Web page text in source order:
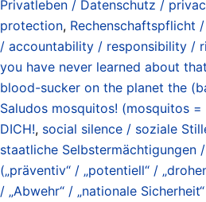
Privatleben / Datenschutz /
protection, Rechenschaftspflicht
/ accountability / responsibility /
you have never learned about
blood-sucker on the planet the
Saludos mosquitos! (mosquitos =
DICH!, social silence / soziale
staatliche Selbstermächtigungen
(„präventiv“ / „potentiell“ /
/ „Abwehr“ / „nationale